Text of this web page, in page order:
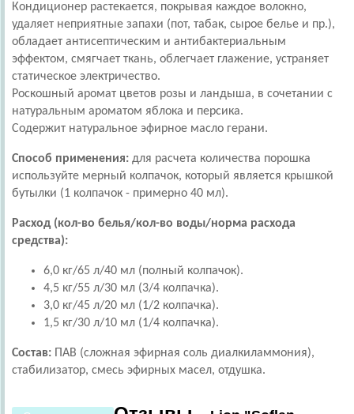
Кондиционер растекается, покрывая каждое волокно,
удаляет неприятные запахи (пот, табак, сырое белье и пр.),
обладает антисептическим и антибактериальным
эффектом, смягчает ткань, облегчает глажение, устраняет
статическое электричество.
Роскошный аромат цветов розы и ландыша, в сочетании с
натуральным ароматом яблока и персика.
Содержит натуральное эфирное масло герани.
Способ применения: для расчета количества порошка
используйте мерный колпачок, который является крышкой
бутылки (1 колпачок - примерно 40 мл).
Расход (кол-во белья/кол-во воды/норма расхода
средства):
6,0 кг/65 л/40 мл (полный колпачок).
4,5 кг/55 л/30 мл (3/4 колпачка).
3,0 кг/45 л/20 мл (1/2 колпачка).
1,5 кг/30 л/10 мл (1/4 колпачка).
Состав: ПАВ (сложная эфирная соль диалкиламмония),
стабилизатор, смесь эфирных масел, отдушка.